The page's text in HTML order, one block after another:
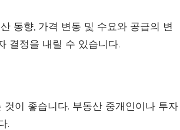
동향, 가격 변동 및 수요와 공급의 변
결정을 내릴 수 있습니다.
이 좋습니다. 부동산 중개인이나 투자
.